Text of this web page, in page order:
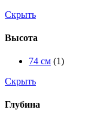
Скрыть
Высота
74 см (1)
Скрыть
Глубина